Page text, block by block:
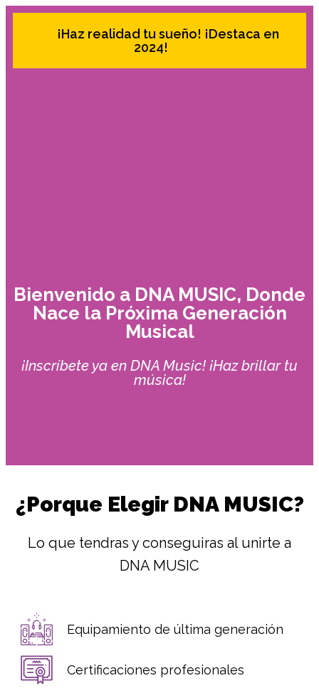
¡Haz realidad tu sueño! ¡Destaca en
2024!
Bienvenido a DNA MUSIC, Donde
Nace la Próxima Generación
Musical
¡Inscríbete ya en DNA Music! ¡Haz brillar tu
música!
¿Porque Elegir DNA MUSIC?
Lo que tendras y conseguiras al unirte a
DNA MUSIC
Equipamiento de última generación
Certificaciones profesionales